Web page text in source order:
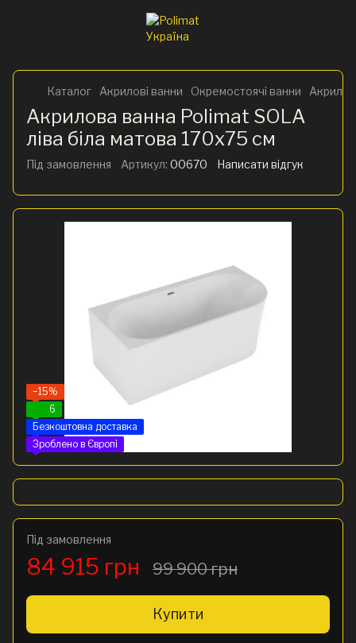
Каталог Акрилові ванни Окремостоячі ванни
Акрилова ванна Polimat SOLA
ліва біла матова 170х75 см
Під замовлення Артикул: 00670 Написати відгук
−15%
6
Безкоштовна доставка
Зроблено в Європі
Під замовлення
84 915 грн 99 900 грн
Купити